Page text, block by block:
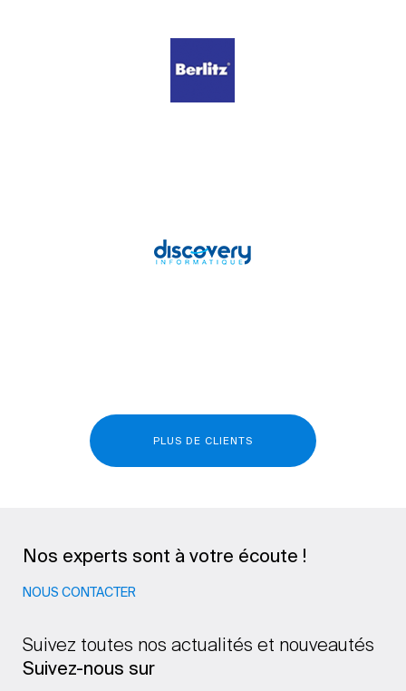
PLUS DE CLIENTS
Nos experts sont à votre écoute !
NOUS CONTACTER
Suivez toutes nos actualités et nouveautés
Suivez-nous sur